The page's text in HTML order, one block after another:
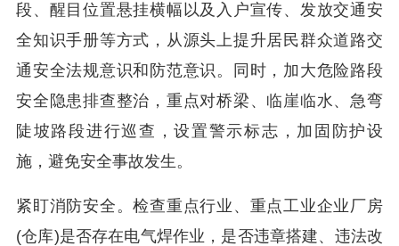
段、醒目位置悬挂横幅以及入户宣传、发放交通安
全知识手册等方式，从源头上提升居民群众道路交
通安全法规意识和防范意识。同时，加大危险路段
安全隐患排查整治，重点对桥梁、临崖临水、急弯
陡坡路段进行巡查，设置警示标志，加固防护设
施，避免安全事故发生。
紧盯消防安全。检查重点行业、重点工业企业厂房
(仓库)是否存在电气焊作业，是否违章搭建、违法改